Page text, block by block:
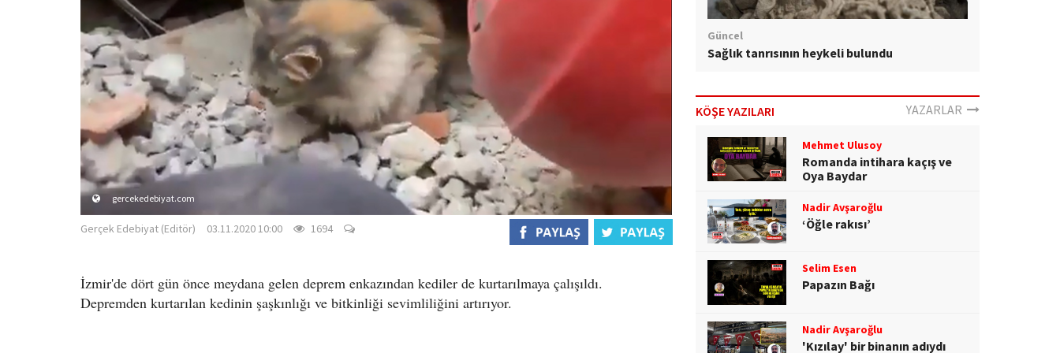
gercekedebiyat.com
Gerçek Edebiyat (Editör) 03.11.2020 10:00 1694
İzmir'de dört gün önce meydana gelen deprem enkazından kediler de kurtarılmaya çalışıldı.
Depremden kurtarılan kedinin şaşkınlığı ve bitkinliği sevimliliğini artırıyor.
Güncel
Sağlık tanrısının heykeli bulundu
KÖŞE YAZILARI YAZARLAR
Mehmet Ulusoy
Romanda intihara kaçış ve
Oya Baydar
Nadir Avşaroğlu
‘Öğle rakısı’
Selim Esen
Papazın Bağı
Nadir Avşaroğlu
'Kızılay' bir binanın adıydı